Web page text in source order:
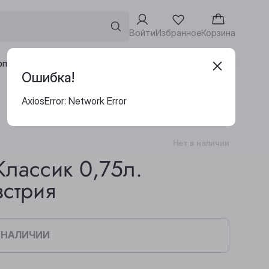
ВойтиИзбранноеКорзина
клиентам Адреса винотек
Нет в наличии
0,75л.
НАЛИЧИИ
Ошибка!
AxiosError: Network Error